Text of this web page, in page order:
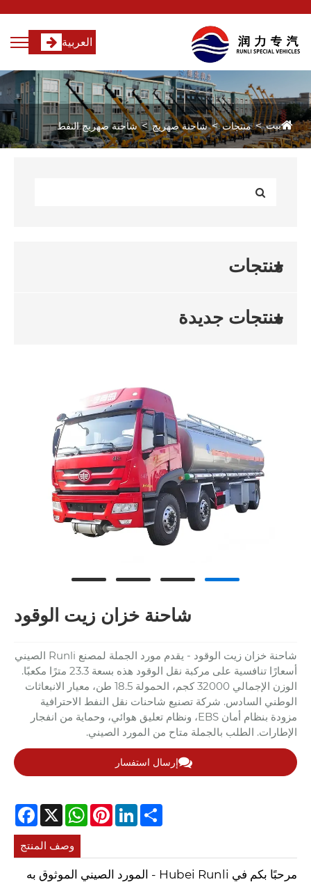
العربية
بيت منتجات شاحنة صهريج شاحنة صهريج النفط
منتجات
منتجات جديدة
شاحنة خزان زيت الوقود
شاحنة خزان زيت الوقود - يقدم مورد الجملة لمصنع Runli الصيني
أسعارًا تنافسية على مركبة نقل الوقود هذه بسعة 23.3 مترًا مكعبًا.
الوزن الإجمالي 32000 كجم، الحمولة 18.5 طن، معيار الانبعاثات
الوطني السادس. شركة تصنيع شاحنات نقل النفط الاحترافية
مزودة بنظام أمان EBS، ونظام تعليق هوائي، وحماية من انفجار
الإطارات. الطلب بالجملة متاح من المورد الصيني.
إرسال استفسار
X
WhatsAppPinterestLinkedInShare
وصف المنتج
مرحبًا بكم في Hubei Runli - المورد الصيني الموثوق به